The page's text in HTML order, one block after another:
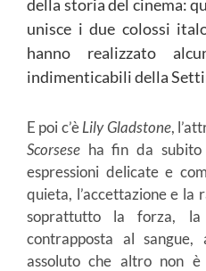
della storia del cinema:
unisce i due colossi
hanno realizzato
indimenticabili della
E poi c’èLily Gladstone,
Scorsese ha fin da
espressioni delicate e
quieta, l’accettazione e la
soprattutto la forza, la
contrapposta al
assoluto che altro non